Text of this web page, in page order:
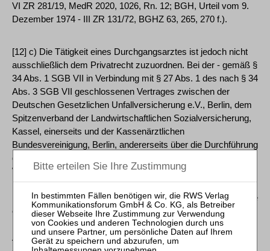
VI ZR 281/19, MedR 2020, 1026, Rn. 12; BGH, Urteil vom 9.
Dezember 1974 - III ZR 131/72, BGHZ 63, 265, 270 f.).
[12] c) Die Tätigkeit eines Durchgangsarztes ist jedoch nicht
ausschließlich dem Privatrecht zuzuordnen. Bei der - gemäß §
34 Abs. 1 SGB VII in Verbindung mit § 27 Abs. 1 des nach § 34
Abs. 3 SGB VII geschlossenen Vertrages zwischen der
Deutschen Gesetzlichen Unfallversicherung e.V., Berlin, dem
Spitzenverband der Landwirtschaftlichen Sozialversicherung,
Kassel, einerseits und der Kassenärztlichen
Bundesvereinigung, Berlin, andererseits über die Durchführung
der Heilbehandlung, die Vergütung der Ärzte sowie die Art und
Weise der Abrechnung der ärztlichen Leistungen (im
Folgenden: Vertrag Ärzte/Unfallversicherungsträger), gültig ab
1. Januar 2011 - zu treffenden Entscheidung, ob die allgemeine
oder die besondere Heilbehandlung erforderlich ist, erfüllt der
Durchgangsarzt eine der Berufsgenossenschaft obliegende
Aufgabe. Deshalb ist diese Entscheidung als Ausübung eines